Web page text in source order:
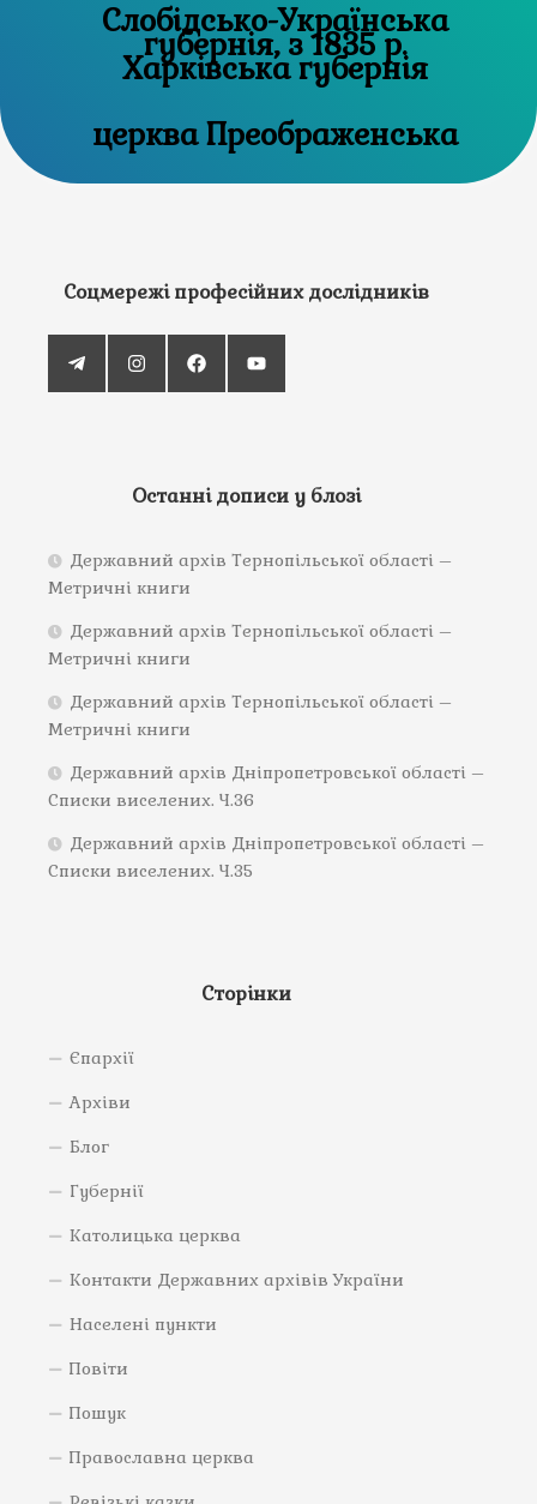
Слобідсько-Українська
губернія, з 1835 р.
Харківська губернія
церква Преображенська
Соцмережі професійних дослідників
Останні дописи у блозі
Державний архів Тернопільської області –
Метричні книги
Державний архів Тернопільської області –
Метричні книги
Державний архів Тернопільської області –
Метричні книги
Державний архів Дніпропетровської області –
Списки виселених. Ч.36
Державний архів Дніпропетровської області –
Списки виселених. Ч.35
Сторінки
Єпархії
Архіви
Блог
Губернії
Католицька церква
Контакти Державних архівів України
Населені пункти
Повіти
Пошук
Православна церква